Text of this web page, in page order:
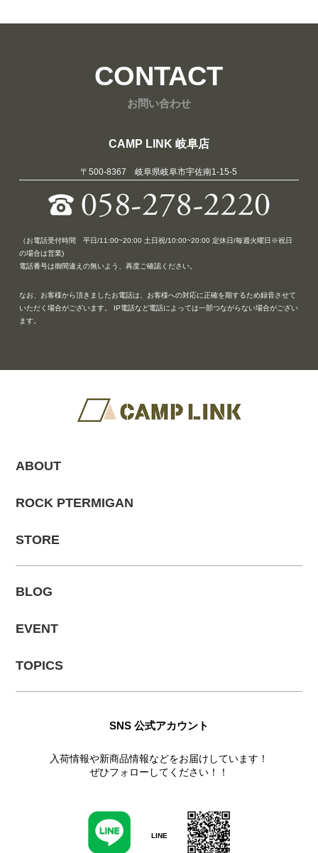
CONTACT
お問い合わせ
CAMP LINK 岐阜店
〒500-8367 岐阜県岐阜市宇佐南1-15-5
（お電話受付時間 平日/11:00~20:00 土日祝/10:00~20:00 定休日/毎週火曜日※祝日
の場合は営業)
電話番号は御間違えの無いよう、再度ご確認ください。
なお、お客様から頂きましたお電話は、お客様への対応に正確を期するため録音させて
いただく場合がございます。 IP電話など電話によっては一部つながらない場合がござい
ます。
ABOUT
ROCK PTERMIGAN
STORE
BLOG
EVENT
TOPICS
SNS 公式アカウント
入荷情報や新商品情報などをお届けしています！
ぜひフォローしてください！！
LINE